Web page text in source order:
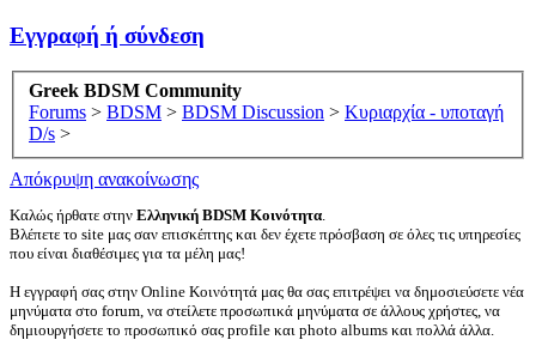
Εγγραφή ή σύνδεση
Greek BDSM Community
Forums > BDSM > BDSM Discussion > Κυριαρχία - υποταγή
D/s >
Απόκρυψη ανακοίνωσης
Καλώς ήρθατε στην Ελληνική BDSM Κοινότητα.
Βλέπετε το site μας σαν επισκέπτης και δεν έχετε πρόσβαση σε όλες τις υπηρεσίες
που είναι διαθέσιμες για τα μέλη μας!
Η εγγραφή σας στην Online Κοινότητά μας θα σας επιτρέψει να δημοσιεύσετε νέα
μηνύματα στο forum, να στείλετε προσωπικά μηνύματα σε άλλους χρήστες, να
δημιουργήσετε το προσωπικό σας profile και photo albums και πολλά άλλα.